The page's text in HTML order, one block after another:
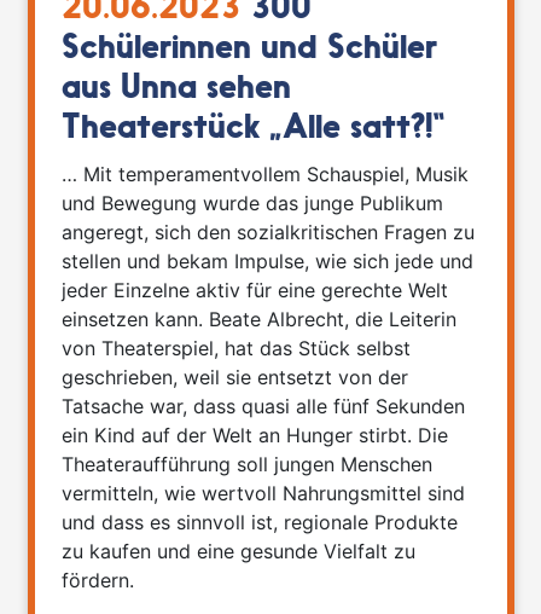
20.06.2023 300
Schülerinnen und Schüler
aus Unna sehen
Theaterstück „Alle satt?!“
… Mit temperamentvollem Schauspiel, Musik
und Bewegung wurde das junge Publikum
angeregt, sich den sozialkritischen Fragen zu
stellen und bekam Impulse, wie sich jede und
jeder Einzelne aktiv für eine gerechte Welt
einsetzen kann. Beate Albrecht, die Leiterin
von Theaterspiel, hat das Stück selbst
geschrieben, weil sie entsetzt von der
Tatsache war, dass quasi alle fünf Sekunden
ein Kind auf der Welt an Hunger stirbt. Die
Theateraufführung soll jungen Menschen
vermitteln, wie wertvoll Nahrungsmittel sind
und dass es sinnvoll ist, regionale Produkte
zu kaufen und eine gesunde Vielfalt zu
fördern.